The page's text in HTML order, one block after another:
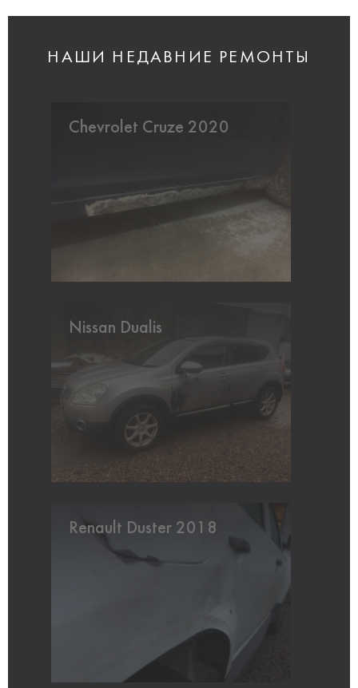
НАШИ НЕДАВНИЕ РЕМОНТЫ
Chevrolet Cruze 2020
Nissan Dualis
Renault Duster 2018